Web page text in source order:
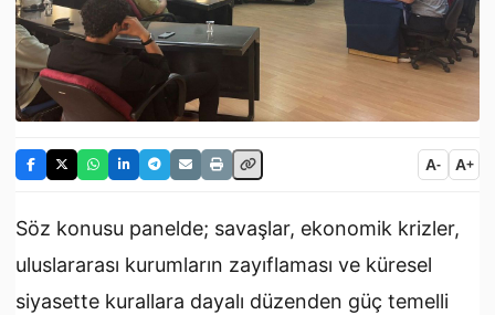
A- A+
Söz konusu panelde; savaşlar, ekonomik krizler,
uluslararası kurumların zayıflaması ve küresel
siyasette kurallara dayalı düzenden güç temelli